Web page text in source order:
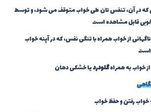
که در آن، تنفس تان طی خواب متوقف می شود، و توسط
خوبی قابل مشاهده است
از خواب همراه با تنگی نفس، که در آپنه خواب
است
خواب به همراهگلودردیا خشکی دهان
رفتن و حفظ خواب